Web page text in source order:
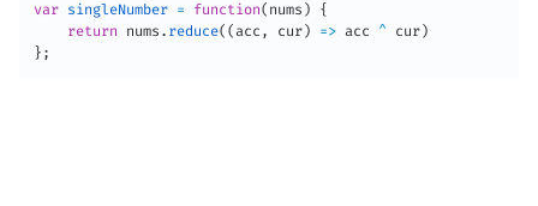
var singleNumber = function( nums )
{
return nums . reduce( (acc , cur ) => acc ^ cur )
} ;